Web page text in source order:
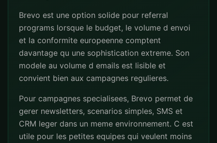
Brevo est une option solide pour referral
programs lorsque le budget, le volume d envoi
et la conformite europeenne comptent
davantage qu une sophistication extreme. Son
modele au volume d emails est lisible et
convient bien aux campagnes regulieres.
Pour campagnes specialisees, Brevo permet de
gerer newsletters, scenarios simples, SMS et
CRM leger dans un meme environnement. C est
utile pour les petites equipes qui veulent moins